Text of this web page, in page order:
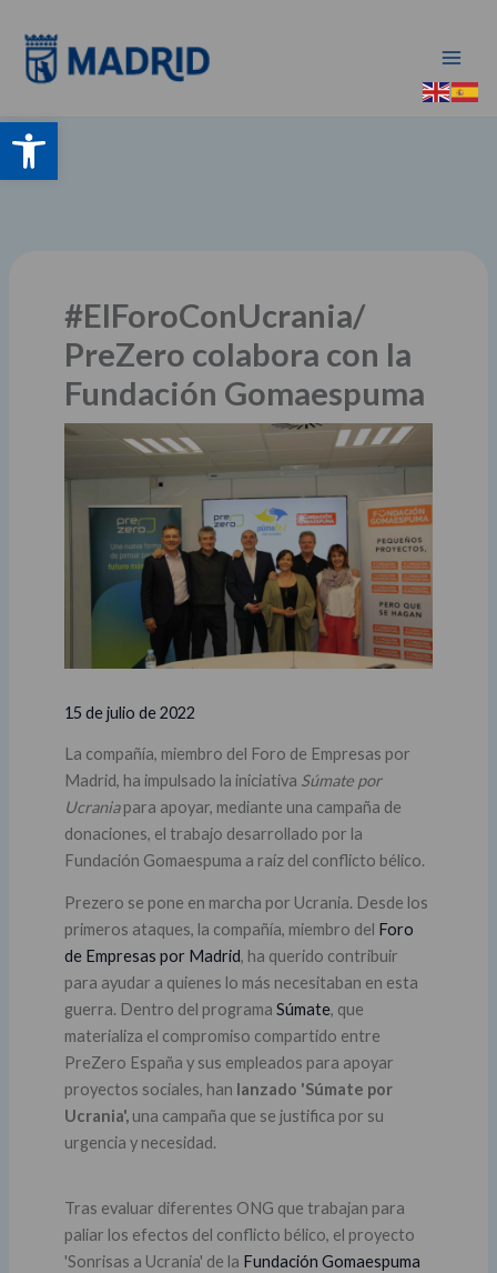
Abrir barra de herramientas
contenido
#ElForoConUcrania/
PreZero colabora con la
Fundación Gomaespuma
15 de julio de 2022
La compañía, miembro del Foro de Empresas por
Madrid, ha impulsado la iniciativa Súmate por
Ucraniapara apoyar, mediante una campaña de
donaciones, el trabajo desarrollado por la
Fundación Gomaespuma a raíz del conflicto bélico.
Prezero se pone en marcha por Ucrania. Desde los
primeros ataques, la compañía, miembro del Foro
de Empresas por Madrid, ha querido contribuir
para ayudar a quienes lo más necesitaban en esta
guerra. Dentro del programa Súmate, que
materializa el compromiso compartido entre
PreZero España y sus empleados para apoyar
proyectos sociales, han lanzado 'Súmate por
Ucrania',una campaña que se justifica por su
urgencia y necesidad.
Tras evaluar diferentes ONG que trabajan para
paliar los efectos del conflicto bélico, el proyecto
'Sonrisas a Ucrania' de la Fundación Gomaespuma